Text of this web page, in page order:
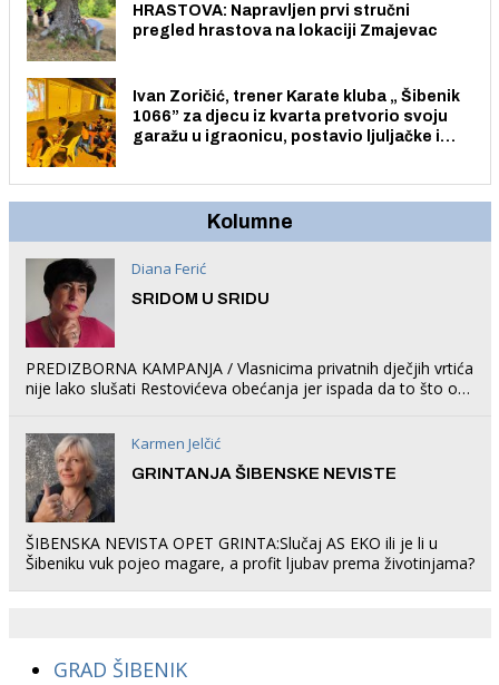
HRASTOVA: Napravljen prvi stručni
pregled hrastova na lokaciji Zmajevac
Ivan Zoričić, trener Karate kluba „ Šibenik
1066” za djecu iz kvarta pretvorio svoju
garažu u igraonicu, postavio ljuljačke i
Kolumne
Diana Ferić
SRIDOM U SRIDU
PREDIZBORNA KAMPANJA / Vlasnicima privatnih dječjih vrtića
nije lako slušati Restovićeva obećanja jer ispada da to što oni
Karmen Jelčić
GRINTANJA ŠIBENSKE NEVISTE
ŠIBENSKA NEVISTA OPET GRINTA:Slučaj AS EKO ili je li u
Šibeniku vuk pojeo magare, a profit ljubav prema životinjama?
GRAD ŠIBENIK